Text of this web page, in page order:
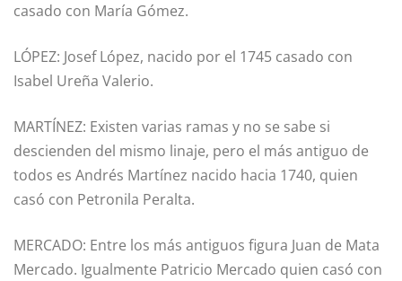
casado con María Gómez.
LÓPEZ: Josef López, nacido por el 1745 casado con
Isabel Ureña Valerio.
MARTÍNEZ: Existen varias ramas y no se sabe si
descienden del mismo linaje, pero el más antiguo de
todos es Andrés Martínez nacido hacia 1740, quien
casó con Petronila Peralta.
MERCADO: Entre los más antiguos figura Juan de Mata
Mercado. Igualmente Patricio Mercado quien casó con